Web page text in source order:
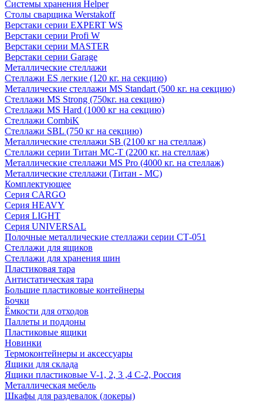
Системы хранения Helper
Столы сварщика Werstakoff
Верстаки серии EXPERT WS
Верстаки серии Profi W
Верстаки серии MASTER
Верстаки серии Garage
Металлические стеллажи
Стеллажи ES легкие (120 кг. на секцию)
Металлические стеллажи MS Standart (500 кг. на секцию)
Стеллажи MS Strong (750кг. на секцию)
Стеллажи MS Hard (1000 кг на секцию)
Стеллажи CombiK
Стеллажи SBL (750 кг на секцию)
Металлические стеллажи SB (2100 кг на стеллаж)
Стеллажи серии Титан МС-Т (2200 кг. на стеллаж)
Металлические стеллажи MS Pro (4000 кг. на стеллаж)
Металлические стеллажи (Титан - МС)
Комплектующее
Серия CARGO
Серия HEAVY
Серия LIGHT
Серия UNIVERSAL
Полочные металлические стеллажи серии СТ-051
Стеллажи для ящиков
Стеллажи для хранения шин
Пластиковая тара
Антистатическая тара
Большие пластиковые контейнеры
Бочки
Ёмкости для отходов
Паллеты и поддоны
Пластиковые ящики
Новинки
Термоконтейнеры и аксессуары
Ящики для склада
Ящики пластиковые V-1, 2, 3 ,4 С-2, Россия
Металлическая мебель
Шкафы для раздевалок (локеры)